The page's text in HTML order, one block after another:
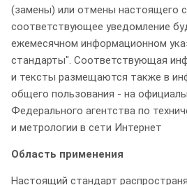
(замены) или отмены настоящего
соответствующее уведомление
ежемесячном информационном
стандарты". Соответствующая
и тексты размещаются также в
общего пользования - на
Федерального агентства по
и метрологии в сети Интернет
Область применения
Настоящий стандарт